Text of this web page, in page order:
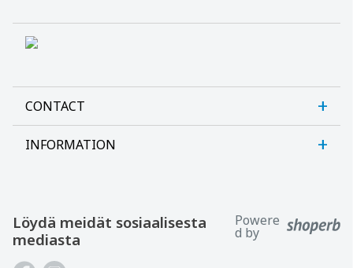
CONTACT
Sanlab OÜ
Avatud E-R kl 9-17
Tel: +372 621 2625
INFORMATION
Contact us
Asiakastuki
Löydä meidät sosiaalisesta
mediasta
Powere
d by